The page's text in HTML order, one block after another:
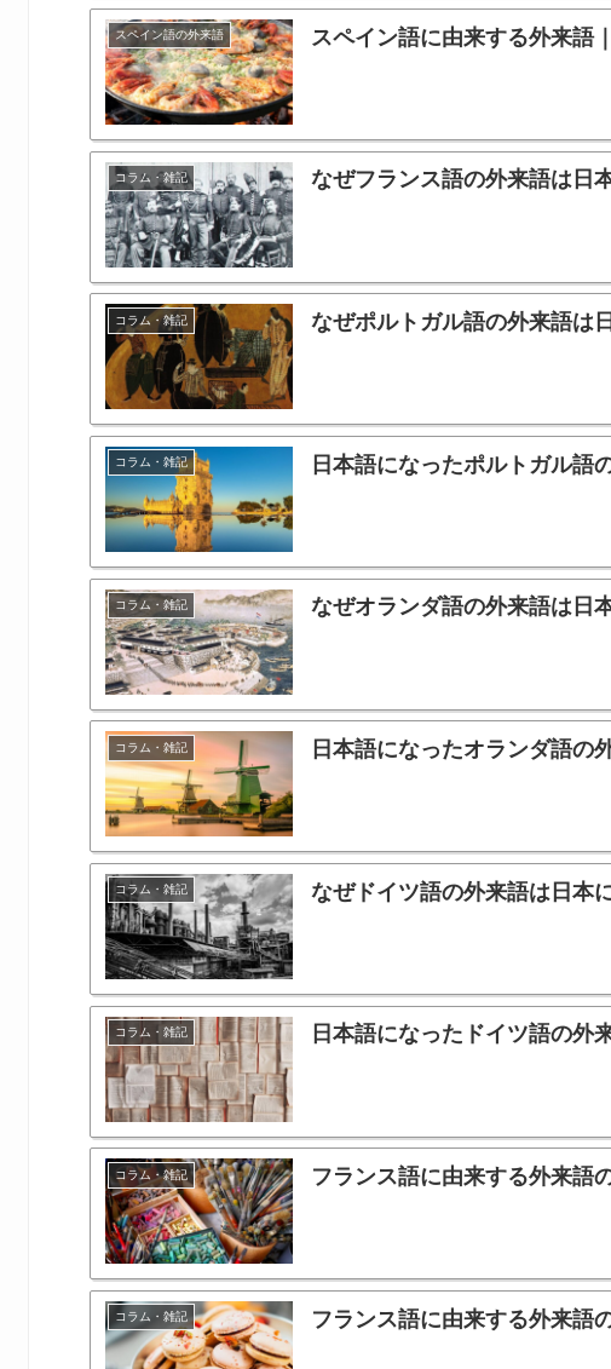
スペイン語の外来語 スペイン語に由来する外来語
コラム・雑記 なぜフランス語の外来語は日
コラム・雑記 なぜポルトガル語の外来語は
コラム・雑記 日本語になったポルトガル語
コラム・雑記 なぜオランダ語の外来語は日
コラム・雑記 日本語になったオランダ語の
コラム・雑記 なぜドイツ語の外来語は日本
コラム・雑記 日本語になったドイツ語の外
コラム・雑記 フランス語に由来する外来語
コラム・雑記 フランス語に由来する外来語